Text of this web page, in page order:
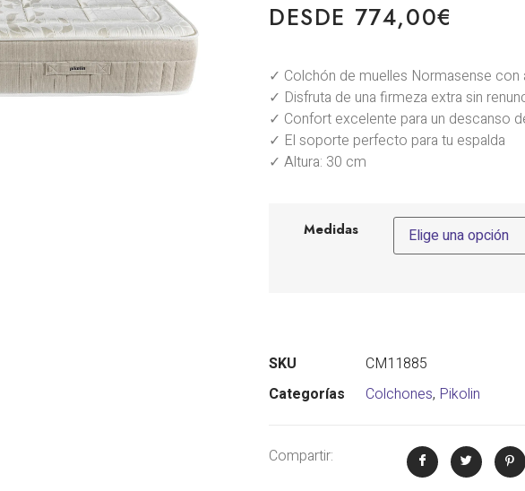
DESDE 774,00€
✓ Colchón de muelles Normasense
✓ Disfruta de una firmeza extra sin
✓ Confort excelente para un descanso
✓ El soporte perfecto para tu espalda
✓ Altura: 30 cm
Medidas
SKU
CM11885
Categorías
Colchones, Pikolin
Compartir: